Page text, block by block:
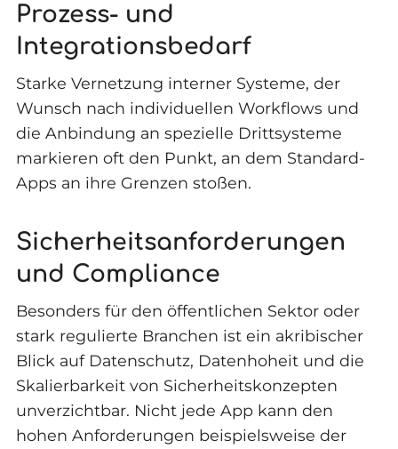
Prozess- und
Integrationsbedarf
Starke Vernetzung interner Systeme, der
Wunsch nach individuellen Workflows und
die Anbindung an spezielle Drittsysteme
markieren oft den Punkt, an dem Standard-
Apps an ihre Grenzen stoßen.
Sicherheitsanforderungen
und Compliance
Besonders für den öffentlichen Sektor oder
stark regulierte Branchen ist ein akribischer
Blick auf Datenschutz, Datenhoheit und die
Skalierbarkeit von Sicherheitskonzepten
unverzichtbar. Nicht jede App kann den
hohen Anforderungen beispielsweise der